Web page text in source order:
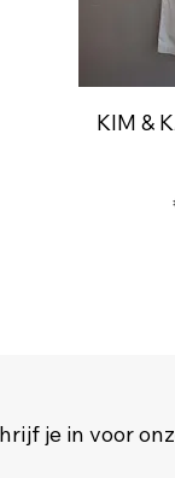
KIM &
je in voor